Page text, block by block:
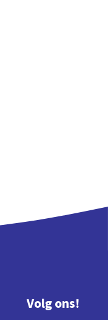
Volg ons!